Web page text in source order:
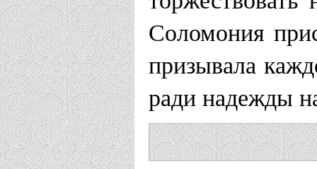
Соломония
призывала
ради надежды